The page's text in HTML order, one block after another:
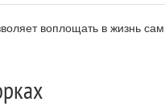
воплощать в жизнь